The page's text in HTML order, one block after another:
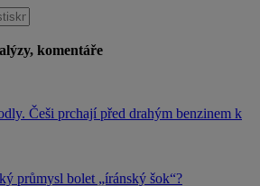
komentáře
Češi prchají před drahým benzinem k
průmysl bolet „íránský šok“?